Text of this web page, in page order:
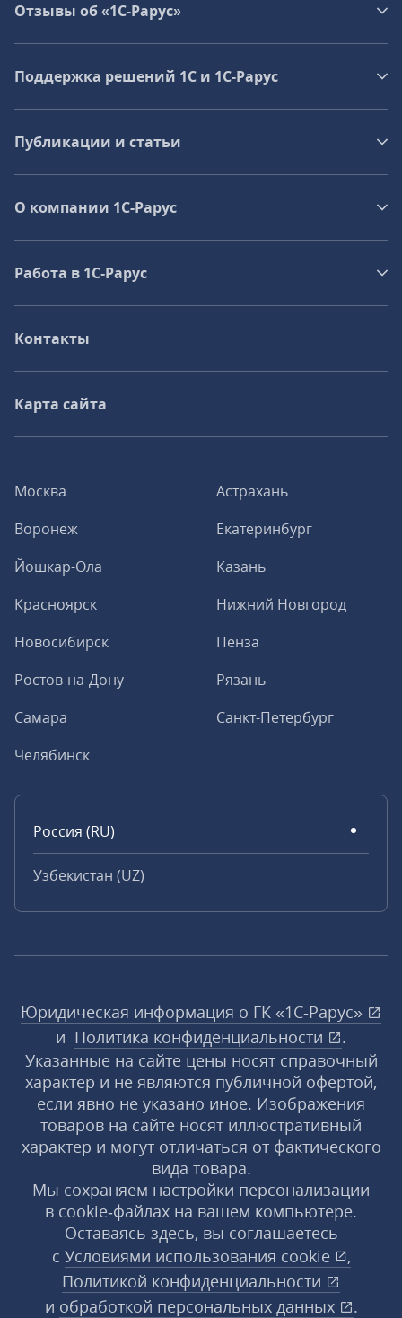
Москва
Астрахань
Воронеж
Екатеринбург
Йошкар-Ола
Казань
Красноярск
Нижний Новгород
Новосибирск
Пенза
Ростов-на-Дону
Рязань
Самара
Санкт-Петербург
Челябинск
Россия (RU)
Узбекистан (UZ)
Отзывы об «1С-Рарус»
Поддержка решений 1С и 1С‑Рарус
Публикации и статьи
О компании 1C-Рарус
Работа в 1С‑Рарус
Контакты
Карта сайта
Юридическая информация о ГК «1С‑Рарус»
и Политика конфиденциальности
.
Указанные на сайте цены носят справочный
характер и не являются публичной офертой,
если явно не указано иное. Изображения
товаров на сайте носят иллюстративный
характер и могут отличаться от фактического
вида товара.
Мы сохраняем настройки персонализации
в cookie‑файлах на вашем компьютере.
Оставаясь здесь, вы соглашаетесь
с Условиями использования cookie
,
Политикой конфиденциальности
и обработкой персональных данных .